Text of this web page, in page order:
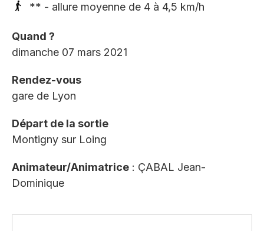
** - allure moyenne de 4 à 4,5 km/h
Quand ?
dimanche 07 mars 2021
Rendez-vous
gare de Lyon
Départ de la sortie
Montigny sur Loing
Animateur/Animatrice : ÇABAL Jean-
Dominique